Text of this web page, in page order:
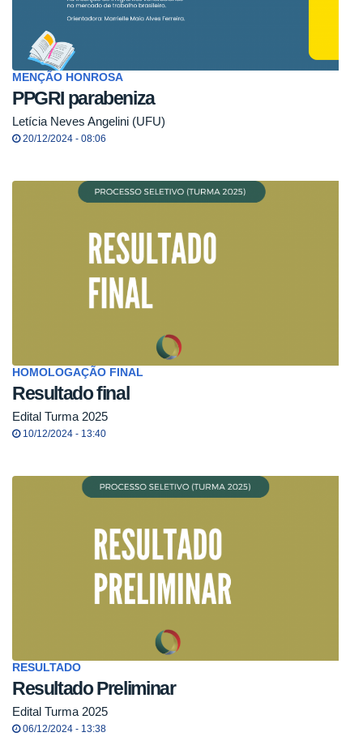
MENÇÃO HONROSA
PPGRI parabeniza
Letícia Neves Angelini (UFU)
20/12/2024 - 08:06
HOMOLOGAÇÃO FINAL
Resultado final
Edital Turma 2025
10/12/2024 - 13:40
RESULTADO
Resultado Preliminar
Edital Turma 2025
06/12/2024 - 13:38